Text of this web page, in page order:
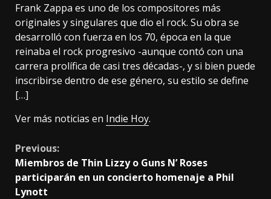
Frank Zappa es uno de los compositores más
originales y singulares que dio el rock. Su obra se
desarrolló con fuerza en los 70, época en la que
reinaba el rock progresivo -aunque contó con una
carrera prolífica de casi tres décadas-, y si bien puede
inscribirse dentro de ese género, su estilo se define
[…]
Ver más noticias en Indie Hoy.
Continue
Reading
Previous:
Miembros de Thin Lizzy o Guns N’ Roses
participarán en un concierto homenaje a Phil
Lynott